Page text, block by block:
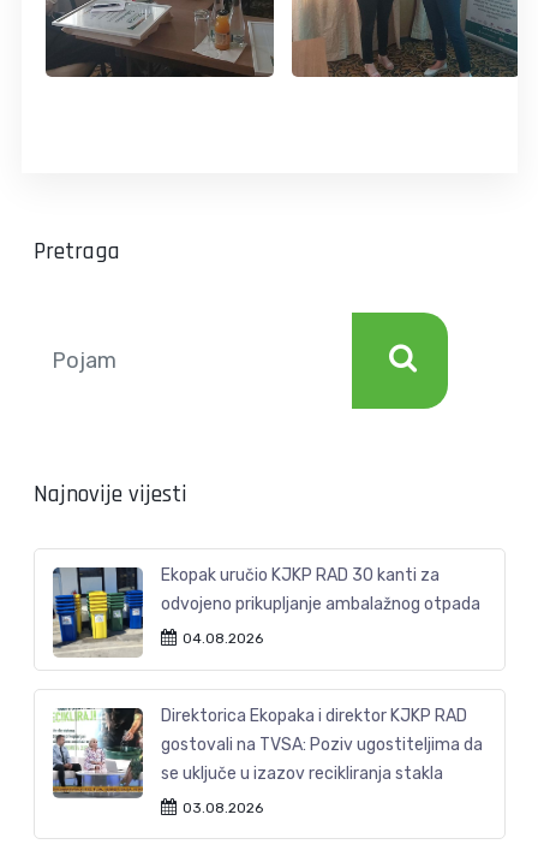
Pretraga
Najnovije vijesti
Ekopak uručio KJKP RAD 30 kanti za
odvojeno prikupljanje ambalažnog otpada
04.08.2026
Direktorica Ekopaka i direktor KJKP RAD
gostovali na TVSA: Poziv ugostiteljima da
se uključe u izazov recikliranja stakla
03.08.2026